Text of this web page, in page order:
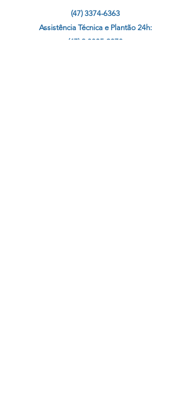
(47) 3374-6363
Assistência Técnica e Plantão 24h:
(47) 9 8805-9378